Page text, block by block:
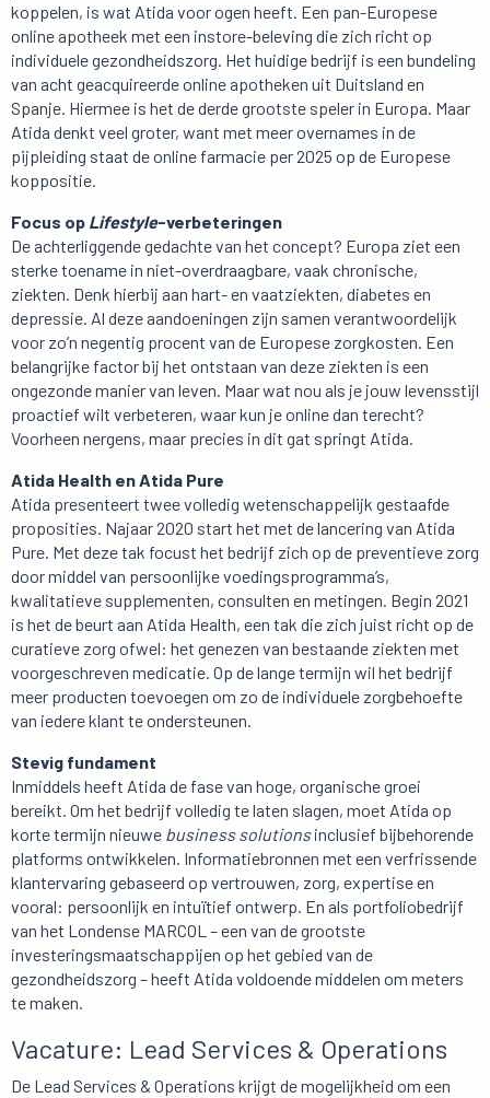
koppelen, is wat Atida voor ogen heeft. Een pan-Europese
online apotheek met een instore-beleving die zich richt op
individuele gezondheidszorg. Het huidige bedrijf is een bundeling
van acht geacquireerde online apotheken uit Duitsland en
Spanje. Hiermee is het de derde grootste speler in Europa. Maar
Atida denkt veel groter, want met meer overnames in de
pijpleiding staat de online farmacie per 2025 op de Europese
koppositie.
Focus op Lifestyle-verbeteringen
De achterliggende gedachte van het concept? Europa ziet een
sterke toename in niet-overdraagbare, vaak chronische,
ziekten. Denk hierbij aan hart- en vaatziekten, diabetes en
depressie. Al deze aandoeningen zijn samen verantwoordelijk
voor zo’n negentig procent van de Europese zorgkosten. Een
belangrijke factor bij het ontstaan van deze ziekten is een
ongezonde manier van leven. Maar wat nou als je jouw levensstijl
proactief wilt verbeteren, waar kun je online dan terecht?
Voorheen nergens, maar precies in dit gat springt Atida.
Atida Health en Atida Pure
Atida presenteert twee volledig wetenschappelijk gestaafde
proposities. Najaar 2020 start het met de lancering van Atida
Pure. Met deze tak focust het bedrijf zich op de preventieve zorg
door middel van persoonlijke voedingsprogramma’s,
kwalitatieve supplementen, consulten en metingen. Begin 2021
is het de beurt aan Atida Health, een tak die zich juist richt op de
curatieve zorg ofwel: het genezen van bestaande ziekten met
voorgeschreven medicatie. Op de lange termijn wil het bedrijf
meer producten toevoegen om zo de individuele zorgbehoefte
van iedere klant te ondersteunen.
Stevig fundament
Inmiddels heeft Atida de fase van hoge, organische groei
bereikt. Om het bedrijf volledig te laten slagen, moet Atida op
korte termijn nieuwe business solutionsinclusief bijbehorende
platforms ontwikkelen. Informatiebronnen met een verfrissende
klantervaring gebaseerd op vertrouwen, zorg, expertise en
vooral: persoonlijk en intuïtief ontwerp. En als portfoliobedrijf
van het Londense MARCOL – een van de grootste
investeringsmaatschappijen op het gebied van de
gezondheidszorg – heeft Atida voldoende middelen om meters
te maken.
Vacature: Lead Services & Operations
De Lead Services & Operations krijgt de mogelijkheid om een